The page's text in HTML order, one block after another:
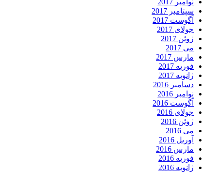
سپتامبر 2017
آگوست 2017
جولای 2017
ژوئن 2017
می 2017
مارس 2017
فوریه 2017
ژانویه 2017
دسامبر 2016
نوامبر 2016
آگوست 2016
جولای 2016
ژوئن 2016
می 2016
آوریل 2016
مارس 2016
فوریه 2016
ژانویه 2016